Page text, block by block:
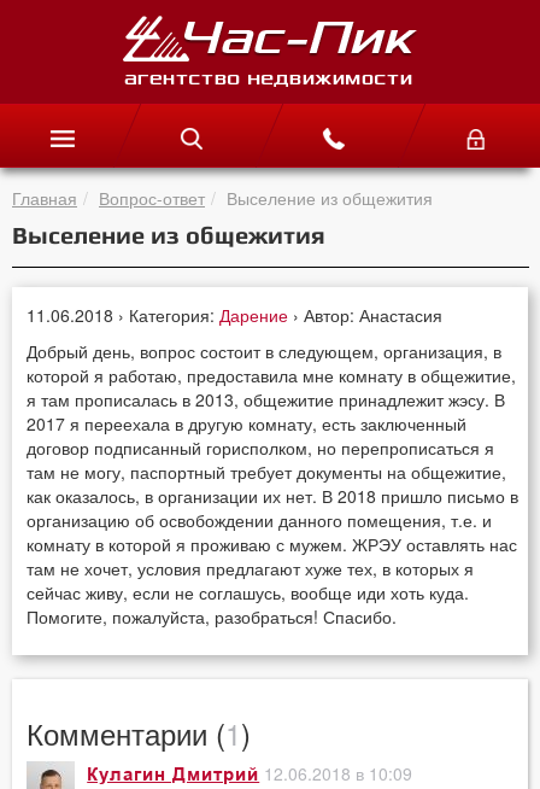
Главная Вопрос-ответ Выселение из общежития
Выселение из общежития
11.06.2018 › Категория: Дарение › Автор: Анастасия
Добрый день, вопрос состоит в следующем, организация, в
которой я работаю, предоставила мне комнату в общежитие,
я там прописалась в 2013, общежитие принадлежит жэсу. В
2017 я переехала в другую комнату, есть заключенный
договор подписанный горисполком, но перепрописаться я
там не могу, паспортный требует документы на общежитие,
как оказалось, в организации их нет. В 2018 пришло письмо в
организацию об освобождении данного помещения, т.е. и
комнату в которой я проживаю с мужем. ЖРЭУ оставлять нас
там не хочет, условия предлагают хуже тех, в которых я
сейчас живу, если не соглашусь, вообще иди хоть куда.
Помогите, пожалуйста, разобраться! Спасибо.
Комментарии (1)
Кулагин Дмитрий 12.06.2018 в 10:09